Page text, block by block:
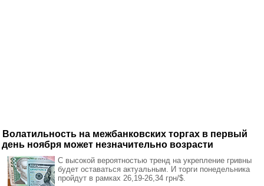
Волатильность на межбанковских торгах в первый
день ноября может незначительно возрасти
С высокой вероятностью тренд на укрепление гривны
будет оставаться актуальным. И торги понедельника
пройдут в рамках 26,19-26,34 грн/$.